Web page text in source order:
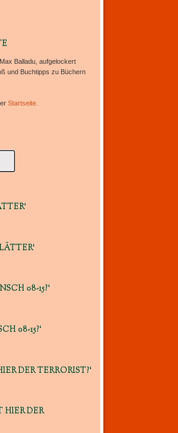
Balladu, aufgelockert
und Buchtipps zu Büchern
Startseite.
08-15?‘
08-15?‘
DER TERRORIST?‘
HIER DER